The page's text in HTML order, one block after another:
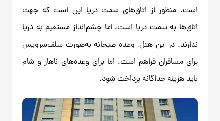
است. منظور از اتاق‌های سمت دریا این است که جهت
اتاق‌ها به سمت دریا است، اما چشم‌انداز مستقیم به دریا
ندارند. در این هتل، وعده صبحانه به‌صورت سلف‌سرویس
برای مسافران فراهم است، اما برای وعده‌های ناهار و شام
باید هزینه جداگانه پرداخت شود.